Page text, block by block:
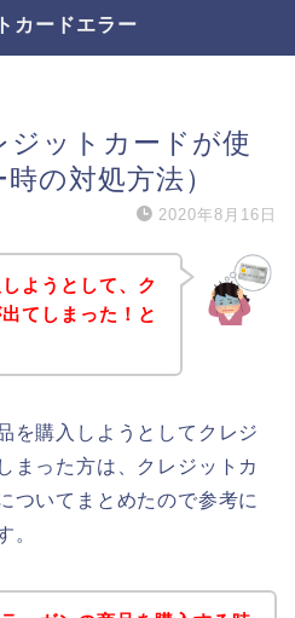
カードエラー
ットカードが使
の対処方法）
2020年8月16日
ようとして、ク
てしまった！と
を購入しようとしてクレジ
まった方は、クレジットカ
ついてまとめたので参考に
。